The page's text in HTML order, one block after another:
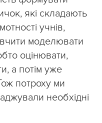
які складають
учнів,
моделювати
оцінювати,
а потім уже
потроху ми
необхідні